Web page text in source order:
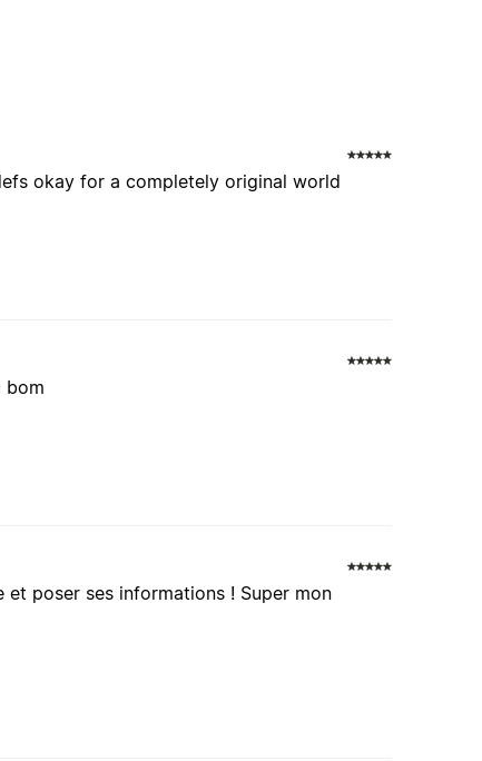
okay for a completely original world
bom
poser ses informations ! Super mon